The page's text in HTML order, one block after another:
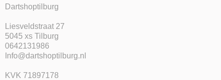
Dartshoptilburg
Liesveldstraat 27
5045 xs Tilburg
0642131986
Info@dartshoptilburg.nl
KVK 71897178